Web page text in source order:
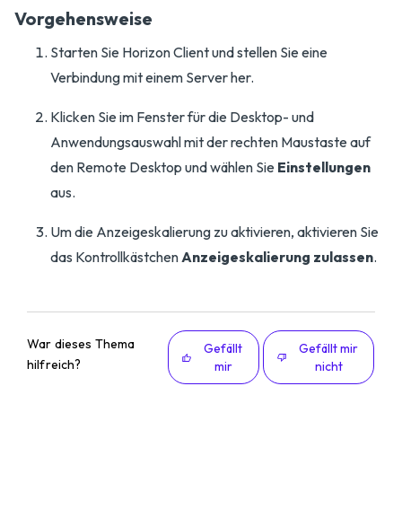
Vorgehensweise
Starten Sie Horizon Client und stellen Sie eine
Verbindung mit einem Server her.
Klicken Sie im Fenster für die Desktop- und
Anwendungsauswahl mit der rechten Maustaste auf
den Remote Desktop und wählen Sie Einstellungen
aus.
Um die Anzeigeskalierung zu aktivieren, aktivieren Sie
das KontrollkästchenAnzeigeskalierung zulassen.
War dieses Thema
hilfreich?
Gefällt
mir
Gefällt mir
nicht